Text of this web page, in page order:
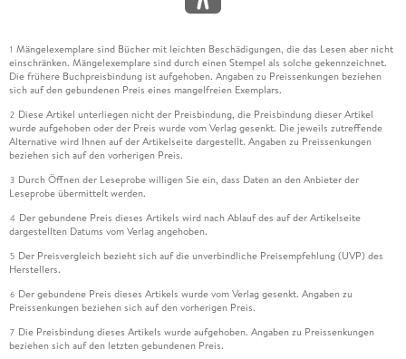
1 Mängelexemplare sind Bücher mit leichten Beschädigungen, die das Lesen aber nicht
einschränken. Mängelexemplare sind durch einen Stempel als solche gekennzeichnet.
Die frühere Buchpreisbindung ist aufgehoben. Angaben zu Preissenkungen beziehen
sich auf den gebundenen Preis eines mangelfreien Exemplars.
2 Diese Artikel unterliegen nicht der Preisbindung, die Preisbindung dieser Artikel
wurde aufgehoben oder der Preis wurde vom Verlag gesenkt. Die jeweils zutreffende
Alternative wird Ihnen auf der Artikelseite dargestellt. Angaben zu Preissenkungen
beziehen sich auf den vorherigen Preis.
3 Durch Öffnen der Leseprobe willigen Sie ein, dass Daten an den Anbieter der
Leseprobe übermittelt werden.
4 Der gebundene Preis dieses Artikels wird nach Ablauf des auf der Artikelseite
dargestellten Datums vom Verlag angehoben.
5 Der Preisvergleich bezieht sich auf die unverbindliche Preisempfehlung (UVP) des
Herstellers.
6 Der gebundene Preis dieses Artikels wurde vom Verlag gesenkt. Angaben zu
Preissenkungen beziehen sich auf den vorherigen Preis.
7 Die Preisbindung dieses Artikels wurde aufgehoben. Angaben zu Preissenkungen
beziehen sich auf den letzten gebundenen Preis.